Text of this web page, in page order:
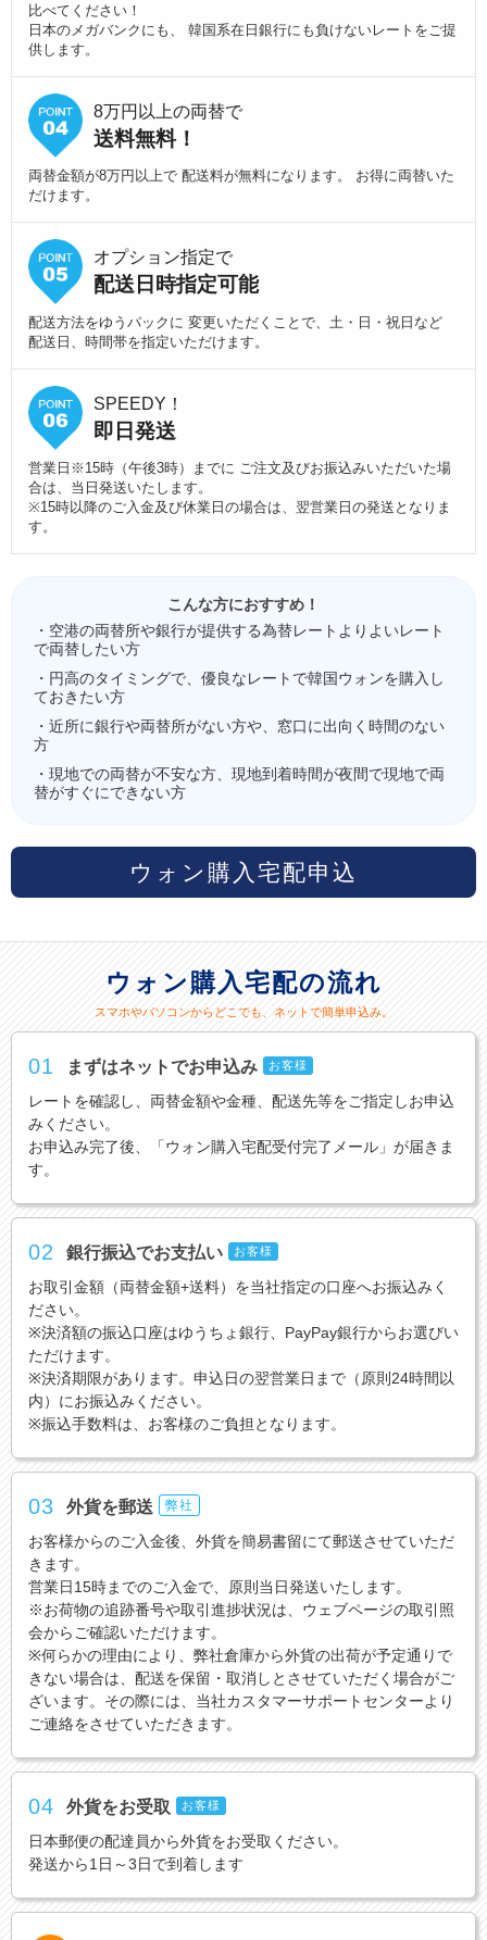
比べてください！
日本のメガバンクにも、 韓国系在日銀行にも負けないレートをご提
供します。
8万円以上の両替で
送料無料！
両替金額が8万円以上で 配送料が無料になります。 お得に両替いた
だけます。
オプション指定で
配送日時指定可能
配送方法をゆうパックに 変更いただくことで、土・日・祝日など
配送日、時間帯を指定いただけます。
SPEEDY！
即日発送
営業日※15時（午後3時）までに ご注文及びお振込みいただいた場
合は、当日発送いたします。
※15時以降のご入金及び休業日の場合は、翌営業日の発送となりま
す。
こんな方におすすめ！
・空港の両替所や銀行が提供する為替レートよりよいレート
で両替したい方
・円高のタイミングで、優良なレートで韓国ウォンを購入し
ておきたい方
・近所に銀行や両替所がない方や、窓口に出向く時間のない
方
・現地での両替が不安な方、現地到着時間が夜間で現地で両
替がすぐにできない方
ウォン購入宅配申込
ウォン購入宅配の流れ
スマホやパソコンからどこでも、ネットで簡単申込み。
01 まずはネットでお申込み お客様
レートを確認し、両替金額や金種、配送先等をご指定しお申込
みください。
お申込み完了後、「ウォン購入宅配受付完了メール」が届きま
す。
02 銀行振込でお支払い お客様
お取引金額（両替金額+送料）を当社指定の口座へお振込みく
ださい。
※決済額の振込口座はゆうちょ銀行、PayPay銀行からお選びい
ただけます。
※決済期限があります。申込日の翌営業日まで（原則24時間以
内）にお振込みください。
※振込手数料は、お客様のご負担となります。
03 外貨を郵送 弊社
お客様からのご入金後、外貨を簡易書留にて郵送させていただ
きます。
営業日15時までのご入金で、原則当日発送いたします。
※お荷物の追跡番号や取引進捗状況は、ウェブページの取引照
会からご確認いただけます。
※何らかの理由により、弊社倉庫から外貨の出荷が予定通りで
きない場合は、配送を保留・取消しとさせていただく場合がご
ざいます。その際には、当社カスタマーサポートセンターより
ご連絡をさせていただきます。
04 外貨をお受取 お客様
日本郵便の配達員から外貨をお受取ください。
発送から1日～3日で到着します